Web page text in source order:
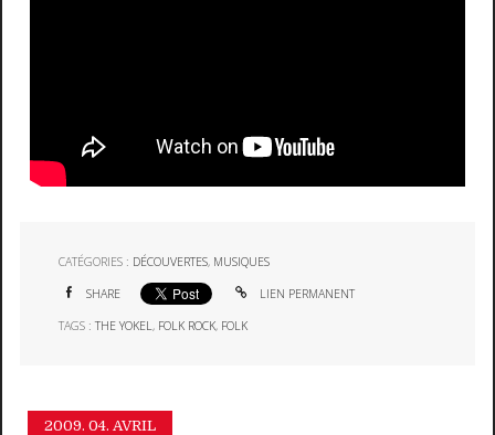
CATÉGORIES : DÉCOUVERTES, MUSIQUES
SHARE LIEN PERMANENT
TAGS :THE YOKEL, FOLK ROCK, FOLK
2009. 04. AVRIL